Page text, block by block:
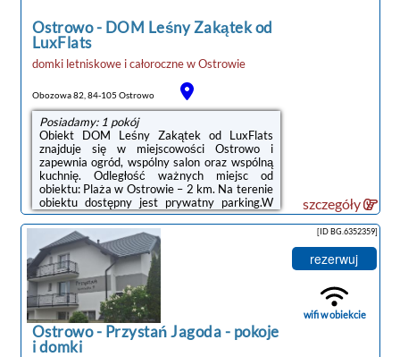
kawalerskich itp.Zarządzany ...
noclegi Ostrowo
Ostrowo- DOM Leśny Zakątek od
LuxFlats
domki letniskowe i całorocznewOstrowie
Obozowa 82, 84-105 Ostrowo
Posiadamy: 1 pokój
Obiekt DOM Leśny Zakątek od LuxFlats
znajduje się w miejscowości Ostrowo i
zapewnia ogród, wspólny salon oraz wspólną
kuchnię. Odległość ważnych miejsc od
obiektu: Plaża w Ostrowie – 2 km. Na terenie
obiektu dostępny jest prywatny parking.W
domu wakacyjnym zapewniono kilka sypialni
(4), kilka łazienek (5), pościel, ręczniki,
jadalnię oraz kuchnię z pełnym
wyposażeniem. Do dyspozycji Gości jest
także telewizor z płaskim ekranem oraz taras
z widokiem na ogród.Odległość ważnych
miejsc od obiektu: Port Gdynia – 43 km,
Stocznia Gdynia – 46 km. Lotnisko Lotnisko
Gdańsk-Rębiechowo ...
szczegóły
Ostrowo- Przystań Jagoda - pokoje
i domki
[ID BG.6352359]
rezerwuj
wifi w obiekcie